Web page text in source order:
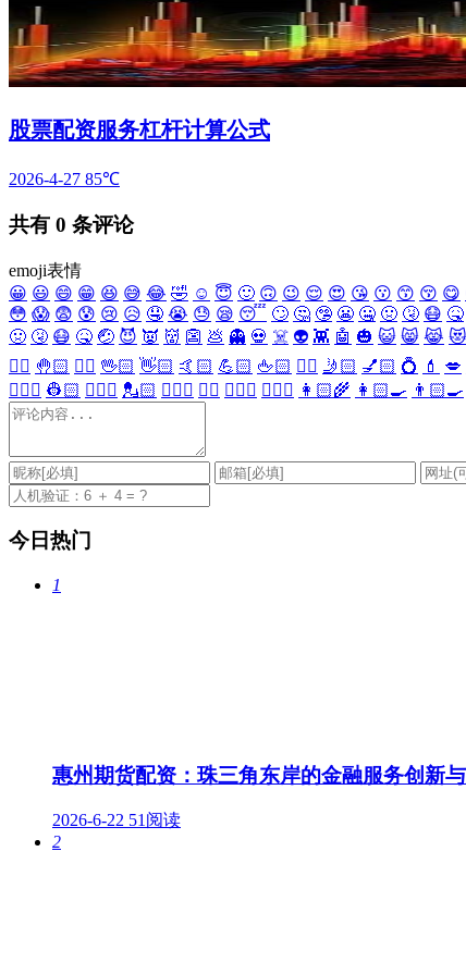
股票配资服务杠杆计算公式
2026-4-27 85℃
共有 0 条评论
emoji表情
😀 😃 😄 😁 😆 😅 😂 🤣 ☺️ 😇 🙂 🙃 😉 😌 😍 😘 😗 😙 😚 😋
😳 😱 😨 😰 😢 😥 🤤 😭 😓 😪 😴 🙄 🤔 🤥 😬 🤐 🤢 🤧 😷 🤒
🤢 🤧 😷 🤒 🤕 😈 👿 👹 👺 💩 👻 💀 ☠️ 👽 👾 🤖 🎃 😺 😸 😹 😻
✋🏻 🤚🏻 🖐🏻 🖖🏻 👋🏻 🤙🏻 💪🏻 🖕🏻 ✍🏻 🤳🏻 💅🏻 💍 💄 💋
👷🏻‍♀️ 👷🏻 💂🏻‍♀️ 💂🏻 🕵🏻‍♀️ 🕵🏻 👩🏻‍⚕️ 👨🏻‍⚕️ 👩🏻‍🌾 👩🏻‍🍳 👨🏻‍🍳
今日热门
1
惠州期货配资：珠三角东岸的金融服务创新
2026-6-22 51阅读
2